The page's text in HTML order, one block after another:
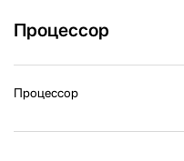
Процессор
Процессор